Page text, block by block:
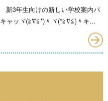
新3年生向けの新しい学校案内パ
ャッヾ(≧∇≦*)〃ヾ(*≧∇≦)〃キ...